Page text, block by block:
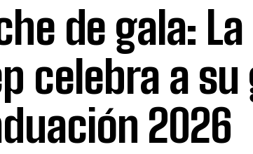
de gala:
celebra a su
2026